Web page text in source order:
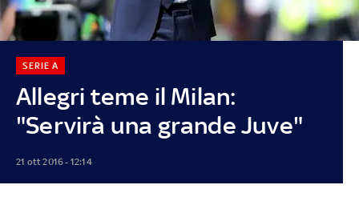
Allegri teme il Milan:
"Servirà una grande Juve"
SERIE A
21 ott 2016 - 12:14